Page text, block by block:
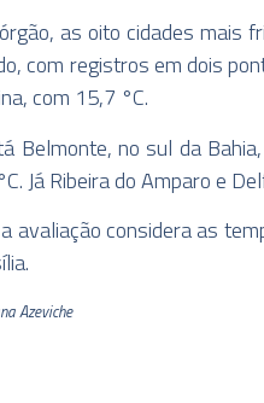
as oito cidades mais
com registros em dois
com 15,7 °C.
Belmonte, no sul da
Já Ribeira do Amparo e
avaliação considera as
Azeviche